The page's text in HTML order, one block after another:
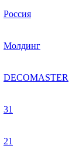
Россия
Молдинг
DECOMASTER
31
21